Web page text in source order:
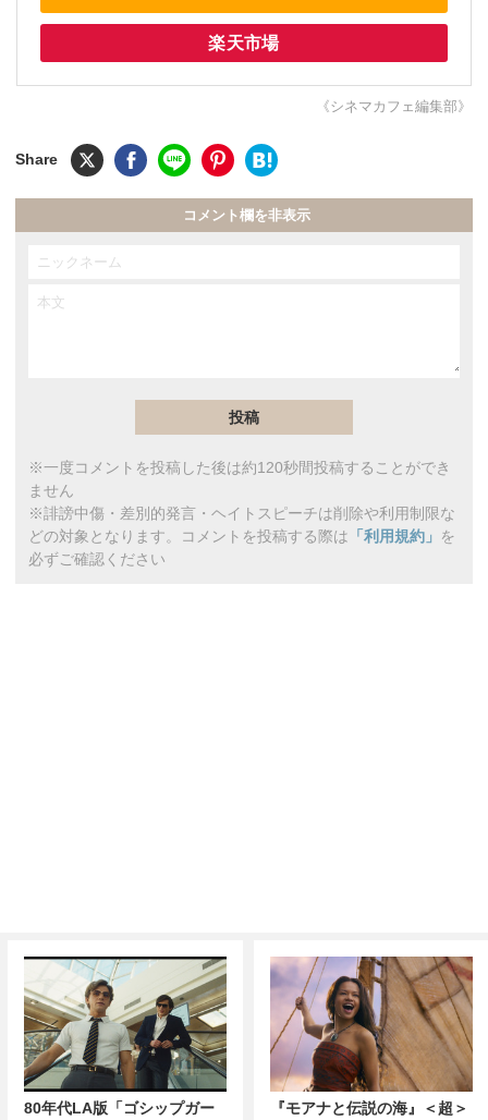
楽天市場
《シネマカフェ編集部》
コメント欄を非表示
※一度コメントを投稿した後は約120秒間投稿することができ
ません
※誹謗中傷・差別的発言・ヘイトスピーチは削除や利用制限な
どの対象となります。コメントを投稿する際は 「利用規約」 を
必ずご確認ください
80年代LA版「ゴシップガー
『モアナと伝説の海』＜超＞